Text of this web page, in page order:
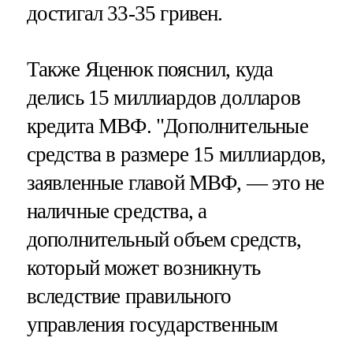
достигал 33-35 гривен.
Также Яценюк пояснил, куда
делись 15 миллиардов долларов
кредита МВФ. "Дополнительные
средства в размере 15 миллиардов,
заявленные главой МВФ, — это не
наличные средства, а
дополнительный объем средств,
который может возникнуть
вследствие правильного
управления государственным